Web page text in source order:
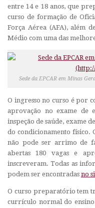
entre 14 e 18 anos, que
curso de formação de
Força Aérea (AFA), além
Médio com uma das
Sede da EPCAR em Minas
O ingresso no curso é por
aprovação no exame de
inspeção de saúde, exame
do condicionamento físico.
não pode ser arrimo de
abertas 180 vagas e
inscreveram. Todas as
podem ser encontradas no
O curso preparatório tem
currículo normal do